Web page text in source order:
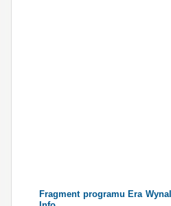
Fragment programu Era